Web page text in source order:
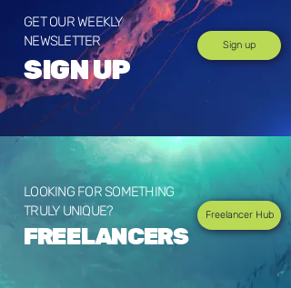
GET OUR WEEKLY
NEWSLETTER
SIGN UP
Sign up
LOOKING FOR SOMETHING
TRULY UNIQUE?
FREELANCERS
Freelancer Hub